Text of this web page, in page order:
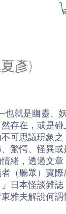
彥)
格也就是幽靈、
存在，或是碰
可思議現象之
驚愕、怪異或
緒，透過文章
者（聽眾）實際
日本怪談雜誌
東雅夫解說何謂